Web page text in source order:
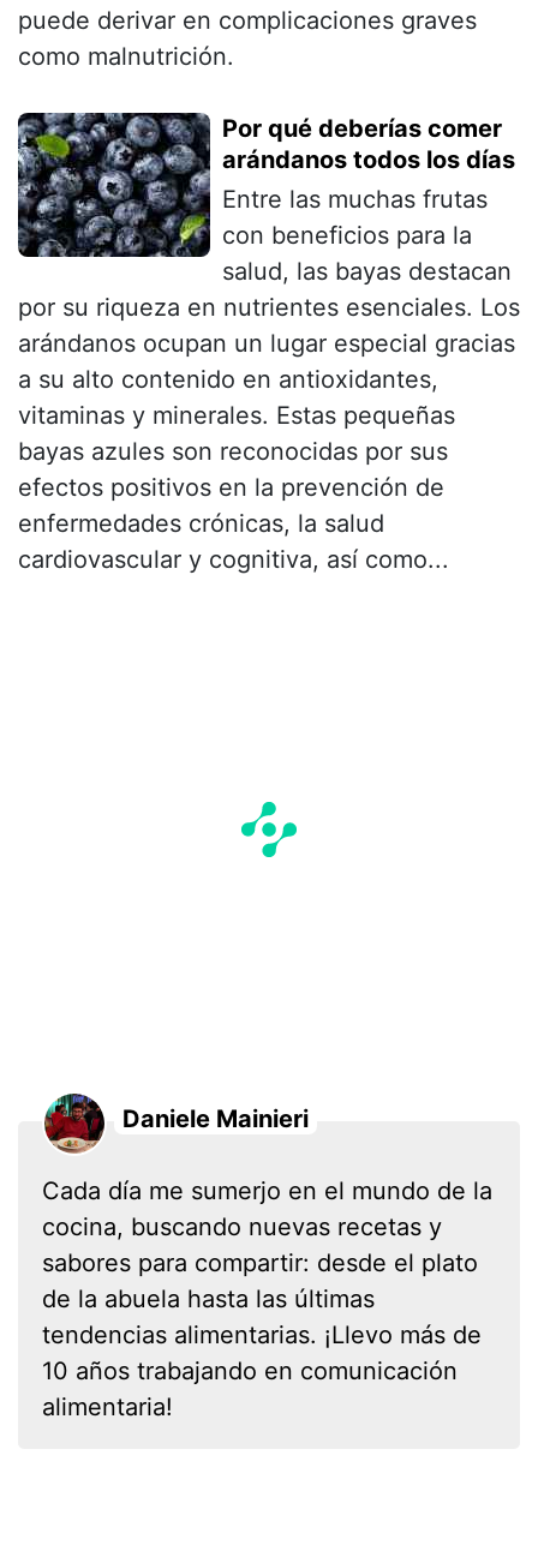
puede derivar en complicaciones graves
como malnutrición.
Por qué deberías comer
arándanos todos los días
Entre las muchas frutas
con beneficios para la
salud, las bayas destacan
por su riqueza en nutrientes esenciales. Los
arándanos ocupan un lugar especial gracias
a su alto contenido en antioxidantes,
vitaminas y minerales. Estas pequeñas
bayas azules son reconocidas por sus
efectos positivos en la prevención de
enfermedades crónicas, la salud
cardiovascular y cognitiva, así como...
Daniele Mainieri
Cada día me sumerjo en el mundo de la
cocina, buscando nuevas recetas y
sabores para compartir: desde el plato
de la abuela hasta las últimas
tendencias alimentarias. ¡Llevo más de
10 años trabajando en comunicación
alimentaria!